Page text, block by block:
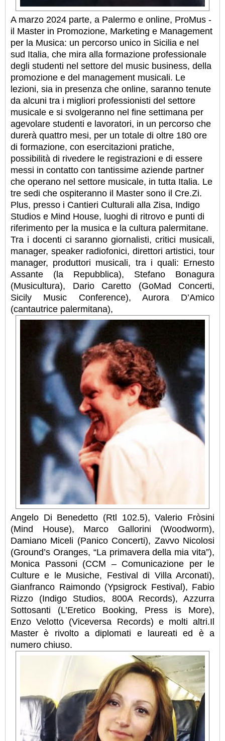
A marzo 2024 parte, a Palermo e online, ProMus -
il Master in Promozione, Marketing e Management
per la Musica: un percorso unico in Sicilia e nel
sud Italia, che mira alla formazione professionale
degli studenti nel settore del music business, della
promozione e del management musicali. Le
lezioni, sia in presenza che online, saranno tenute
da alcuni tra i migliori professionisti del settore
musicale e si svolgeranno nel fine settimana per
agevolare studenti e lavoratori, in un percorso che
durerà quattro mesi, per un totale di oltre 180 ore
di formazione, con esercitazioni pratiche,
possibilità di rivedere le registrazioni e di essere
messi in contatto con tantissime aziende partner
che operano nel settore musicale, in tutta Italia. Le
tre sedi che ospiteranno il Master sono il Cre.Zi.
Plus, presso i Cantieri Culturali alla Zisa, Indigo
Studios e Mind House, luoghi di ritrovo e punti di
riferimento per la musica e la cultura palermitane.
Tra i docenti ci saranno giornalisti, critici musicali,
manager, speaker radiofonici, direttori artistici, tour
manager, produttori musicali, tra i quali: Ernesto
Assante (la Repubblica), Stefano Bonagura
(Musicultura), Dario Caretto (GoMad Concerti,
Sicily Music Conference), Aurora D’Amico
(cantautrice palermitana),
Angelo Di Benedetto (Rtl 102.5), Valerio Fròsini
(Mind House), Marco Gallorini (Woodworm),
Damiano Miceli (Panico Concerti), Zavvo Nicolosi
(Ground’s Oranges, “La primavera della mia vita”),
Monica Passoni (CCM – Comunicazione per le
Culture e le Musiche, Festival di Villa Arconati),
Gianfranco Raimondo (Ypsigrock Festival), Fabio
Rizzo (Indigo Studios, 800A Records), Azzurra
Sottosanti (L’Eretico Booking, Press is More),
Enzo Velotto (Viceversa Records) e molti altri.Il
Master è rivolto a diplomati e laureati ed è a
numero chiuso.